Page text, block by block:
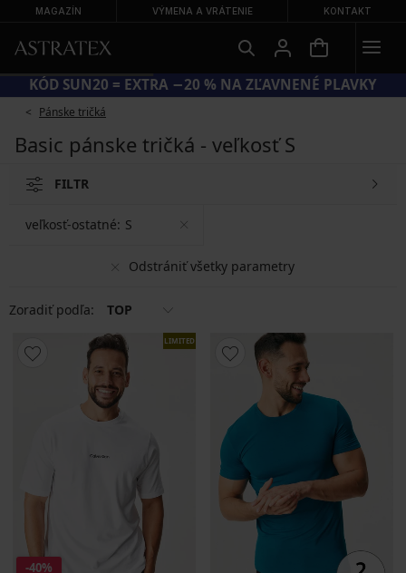
MAGAZÍN VÝMENA A VRÁTENIE KONTAKT
KÓD SUN20 = EXTRA −20 % NA ZĽAVNENÉ PLAVKY
Pánske tričká
Basic pánske tričká - veľkosť S
FILTR
Odstrániť všetky parametry
veľkosť-ostatné: S
Zoradiť podľa: TOP
LIMITED
-40%